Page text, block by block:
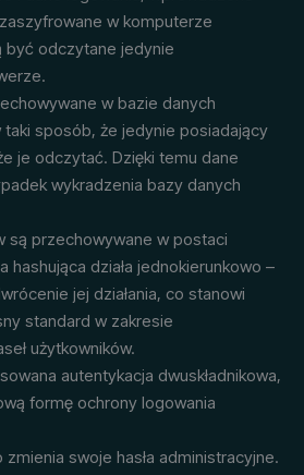
w komputerze
być odczytane jedynie
w bazie danych
sposób, że jedynie posiadający
je odczytać. Dzięki temu dane
wykradzenia bazy danych
są przechowywane w postaci
hashująca działa jednokierunkowo –
jej działania, co stanowi
standard w zakresie
użytkowników.
autentykacja dwuskładnikowa,
formę ochrony logowania
swoje hasła administracyjne.